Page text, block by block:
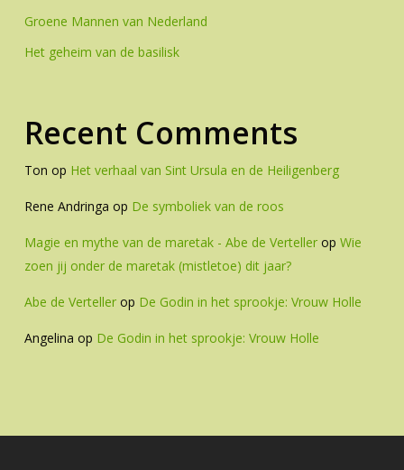
Groene Mannen van Nederland
Het geheim van de basilisk
Recent Comments
Ton op Het verhaal van Sint Ursula en de Heiligenberg
Rene Andringa op De symboliek van de roos
Magie en mythe van de maretak - Abe de Vertellerop Wie
zoen jij onder de maretak (mistletoe) dit jaar?
Abe de Vertellerop De Godin in het sprookje: Vrouw Holle
Angelina op De Godin in het sprookje: Vrouw Holle